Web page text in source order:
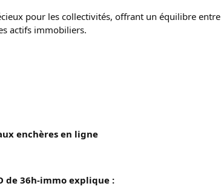
pour les collectivités, offrant un équilibre entre
actifs immobiliers.
enchères en ligne
de 36h-immo explique :